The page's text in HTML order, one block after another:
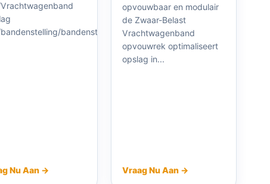
bandenstapelrek
Nu Aan →
opvouwbaar en modulair
de Zwaar-Belast
Vrachtwagenband
opvouwrek optimaliseert
opslag in...
Vraag Nu Aan →